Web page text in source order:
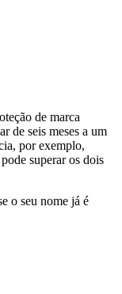
de marca
de seis meses a um
por exemplo,
superar os dois
o seu nome já é